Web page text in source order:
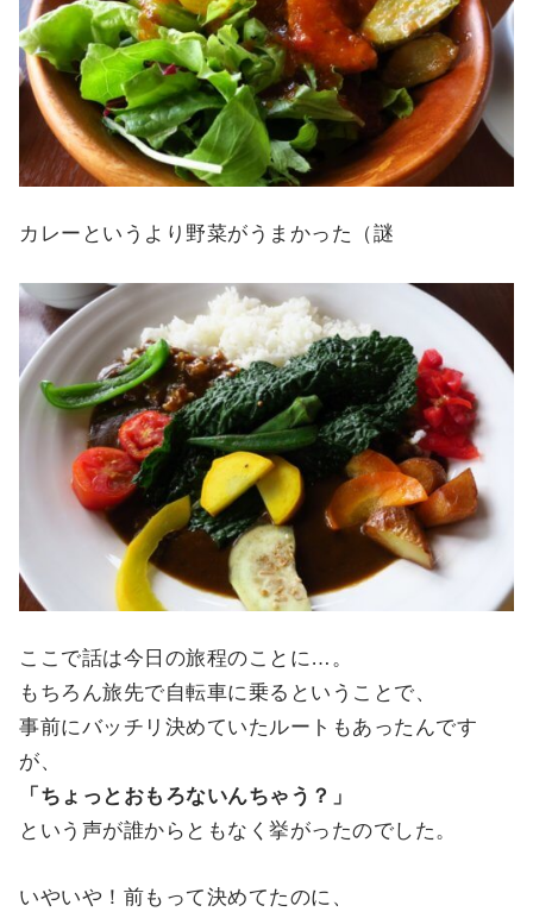
カレーというより野菜がうまかった（謎
ここで話は今日の旅程のことに…。
もちろん旅先で自転車に乗るということで、
事前にバッチリ決めていたルートもあったんです
が、
「ちょっとおもろないんちゃう？」
という声が誰からともなく挙がったのでした。
いやいや！前もって決めてたのに、